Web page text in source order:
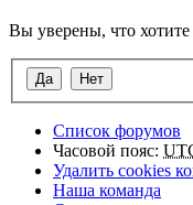
Вы уверены, что
Список форумов
Часовой пояс:
Удалить cookies
Наша команда